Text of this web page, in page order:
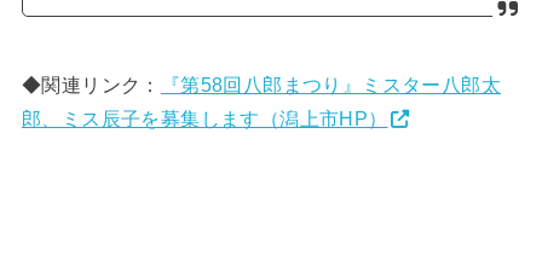
◆関連リンク：
『第58回八郎まつり』ミスター八郎太
郎、ミス辰子を募集します（潟上市HP）